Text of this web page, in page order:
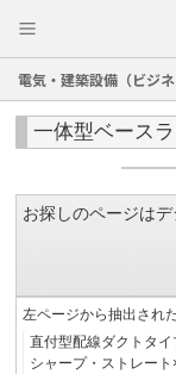
電気・建築設備（ビジネ
一体型ベース
お探しのページは
左ページから抽出され
直付型配線ダクトタイ
シャープ・ストレート